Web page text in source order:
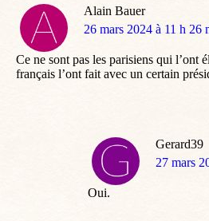
Alain Bauer
dit
26 mars 2024 à 11 h 26
Ce ne sont pas les parisiens qui l’ont
français l’ont fait avec un certain
Gerard39
dit
27 mars
Oui.